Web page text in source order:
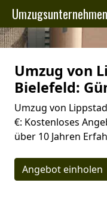
Umzug von
Bielefeld:
Umzug von
€: Kostenloses
über 10 Jahren
Angebot einholen